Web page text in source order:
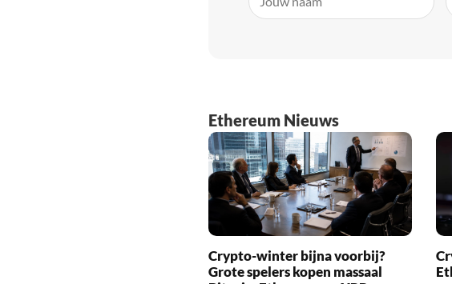
Ethereum Nieuws
Crypto-winter bijna voorbij?
Grote spelers kopen massaal